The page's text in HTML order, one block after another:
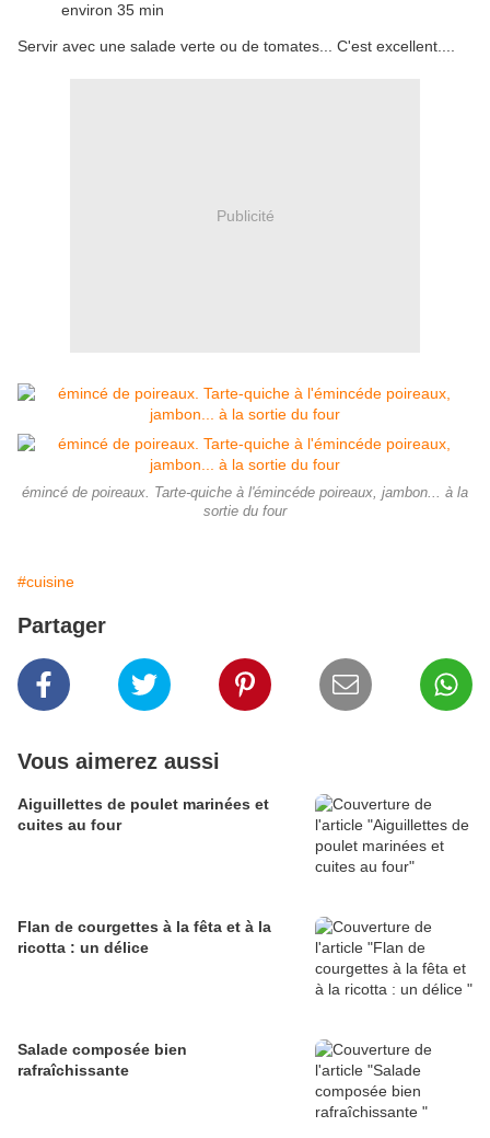
environ 35 min
Servir avec une salade verte ou de tomates... C'est excellent....​
Publicité
émincé de poireaux. Tarte-quiche à l'émincéde poireaux, jambon... à la
sortie du four
#cuisine
Partager
Vous aimerez aussi
Aiguillettes de poulet marinées et
cuites au four
Flan de courgettes à la fêta et à la
ricotta : un délice
Salade composée bien
rafraîchissante